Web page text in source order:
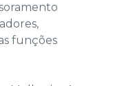
funções